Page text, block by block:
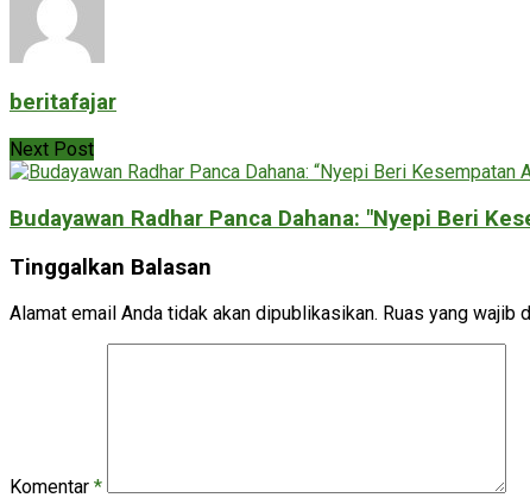
beritafajar
Next Post
Budayawan Radhar Panca Dahana: "Nyepi Beri
Tinggalkan Balasan
Alamat email Anda tidak akan dipublikasikan. Ruas yang wajib
Komentar *